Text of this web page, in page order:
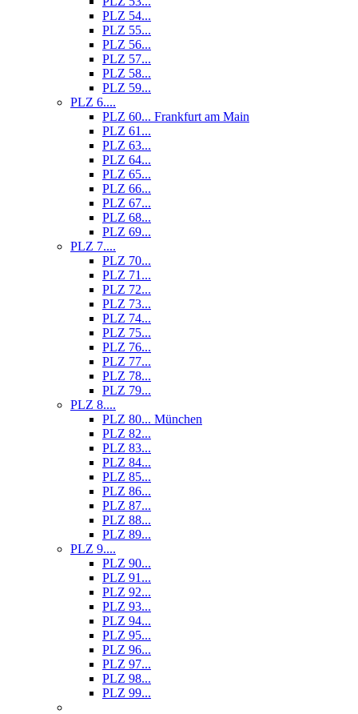
PLZ 54...
PLZ 55...
PLZ 56...
PLZ 57...
PLZ 58...
PLZ 59...
PLZ 6....
PLZ 60... Frankfurt am Main
PLZ 61...
PLZ 63...
PLZ 64...
PLZ 65...
PLZ 66...
PLZ 67...
PLZ 68...
PLZ 69...
PLZ 7....
PLZ 70...
PLZ 71...
PLZ 72...
PLZ 73...
PLZ 74...
PLZ 75...
PLZ 76...
PLZ 77...
PLZ 78...
PLZ 79...
PLZ 8....
PLZ 80... München
PLZ 82...
PLZ 83...
PLZ 84...
PLZ 85...
PLZ 86...
PLZ 87...
PLZ 88...
PLZ 89...
PLZ 9....
PLZ 90...
PLZ 91...
PLZ 92...
PLZ 93...
PLZ 94...
PLZ 95...
PLZ 96...
PLZ 97...
PLZ 98...
PLZ 99...